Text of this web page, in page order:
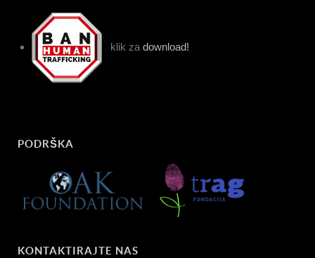
klik za download!
PODRŠKA
KONTAKTIRAJTE NAS